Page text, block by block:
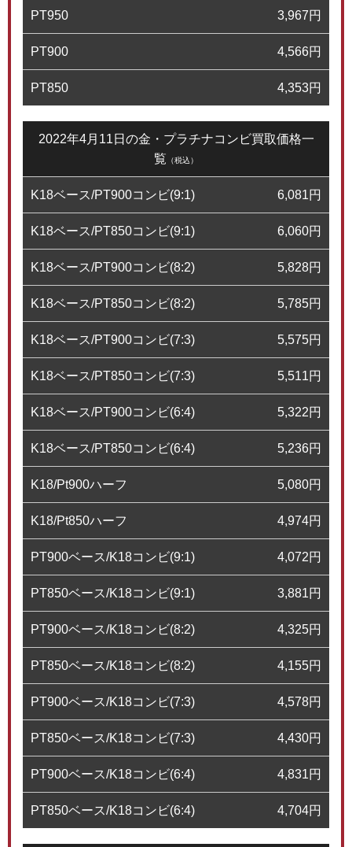
PT950 3,967円
PT900 4,566円
PT850 4,353円
2022年4月11日の金・プラチナコンビ買取価格一
覧 （税込）
K18ベース/PT900コンビ(9:1) 6,081円
K18ベース/PT850コンビ(9:1) 6,060円
K18ベース/PT900コンビ(8:2) 5,828円
K18ベース/PT850コンビ(8:2) 5,785円
K18ベース/PT900コンビ(7:3) 5,575円
K18ベース/PT850コンビ(7:3) 5,511円
K18ベース/PT900コンビ(6:4) 5,322円
K18ベース/PT850コンビ(6:4) 5,236円
K18/Pt900ハーフ 5,080円
K18/Pt850ハーフ 4,974円
PT900ベース/K18コンビ(9:1) 4,072円
PT850ベース/K18コンビ(9:1) 3,881円
PT900ベース/K18コンビ(8:2) 4,325円
PT850ベース/K18コンビ(8:2) 4,155円
PT900ベース/K18コンビ(7:3) 4,578円
PT850ベース/K18コンビ(7:3) 4,430円
PT900ベース/K18コンビ(6:4) 4,831円
PT850ベース/K18コンビ(6:4) 4,704円